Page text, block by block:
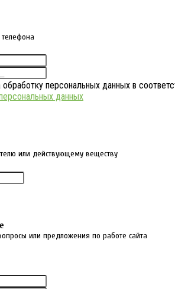
обработку персональных данных в
данных
или действующему веществу
или предложения по работе сайта